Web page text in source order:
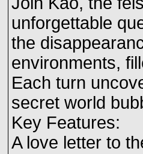
unforgettable
the
environments,
Each turn
secret world
Key Features:
A love letter to